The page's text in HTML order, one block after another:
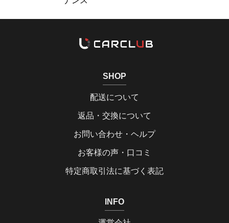
SHOP
配送について
返品・交換について
お問い合わせ・ヘルプ
お客様の声・口コミ
特定商取引法に基づく表記
INFO